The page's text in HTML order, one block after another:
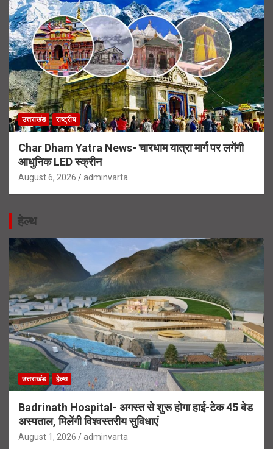
उत्तराखंड राष्ट्रीय
Char Dham Yatra News- चारधाम यात्रा मार्ग पर लगेंगी
आधुनिक LED स्क्रीन
August 6, 2026 adminvarta
हेल्थ
उत्तराखंड हेल्थ
Badrinath Hospital- अगस्त से शुरू होगा हाई-टेक 45 बेड
अस्पताल, मिलेंगी विश्वस्तरीय सुविधाएं
August 1, 2026 adminvarta